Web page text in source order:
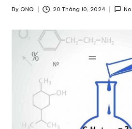
Posted
By QNQ 20 Tháng 10, 2024